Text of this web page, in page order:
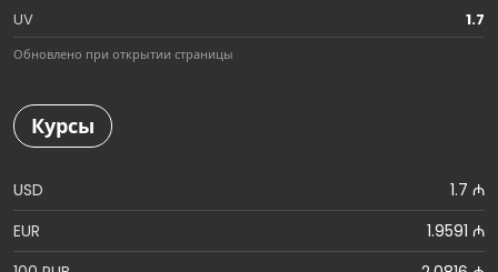
UV
1.7
Обновлено при открытии страницы
Курсы
USD
1.7 ₼
EUR
1.9591 ₼